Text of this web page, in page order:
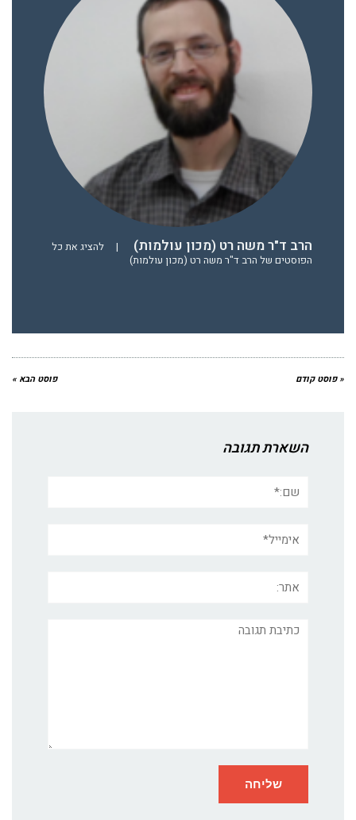
הרב ד"ר משה רט (מכון עולמות) |
להציג את כל
הפוסטים של הרב ד"ר משה רט (מכון עולמות)
« פוסט קודם פוסט הבא »
השארת תגובה
תגובה